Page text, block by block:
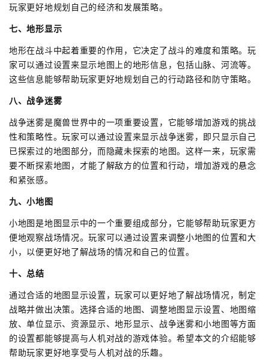
玩家更好地规划自己的经济和发展策略。
七、地形显示
地形在战斗中起着重要的作用，它决定了战斗的难度和策略。玩
家可以通过设置来显示地图上的地形信息，包括山脉、河流等。
这些信息能够帮助玩家更好地规划自己的行动路径和防守策略。
八、战争迷雾
战争迷雾是魔兽世界中的一项重要设置，它能够增加游戏的挑战
性和策略性。玩家可以通过设置来显示战争迷雾，即只显示自己
已探索过的地图部分，而隐藏未探索的地图。这样一来，玩家需
要不断探索地图，才能了解敌方的位置和行动，增加游戏的悬念
和紧张感。
九、小地图
小地图是地图显示中的一个重要组成部分，它能够帮助玩家更方
便地观察战场情况。玩家可以通过设置来调整小地图的位置和大
小，以便更好地了解战场的情况和自己的位置。
十、总结
通过合适的地图显示设置，玩家可以更好地了解战场情况，制定
战略并做出决策。选择合适的地图、调整地图显示设置、地图缩
放、单位显示、资源显示、地形显示、战争迷雾和小地图等方面
的设置都能够提高与人机对战的游戏体验。希望本文的介绍能够
帮助玩家更好地享受与人机对战的乐趣。